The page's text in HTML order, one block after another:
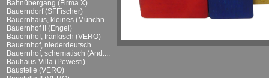
Bahnübergang (Firma X)
Bauerndorf (SFFischer)
Bauernhaus, kleines (Münchn....
Bauernhof II (Engel)
Bauernhof, fränkisch (VERO)
Bauernhof, niederdeutsch...
Bauernhof, schematisch (And....
Bauhaus-Villa (Pewesti)
Baustelle (VERO)